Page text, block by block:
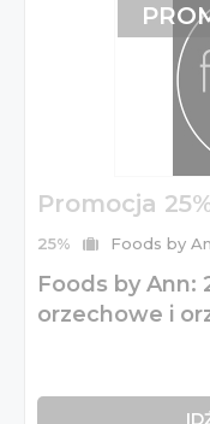
Promocja
25% Foods by
Foods by Ann:
orzechowe i